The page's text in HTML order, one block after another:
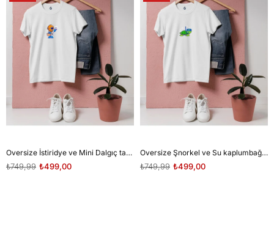
Oversize İstiridye ve Mini Dalgıç tasarım unisex T-shirt
₺499,00
₺749,99
Oversize Şnorkel ve Su kaplumbağası tasarım unisex T-shirt
₺499,00
₺749,99